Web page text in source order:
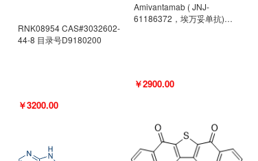
RNK08954 CAS#3032602-
44-8 目录号D9180200
￥3200.00
Amivantamab ( JNJ-
61186372，埃万妥单抗)
￥2900.00